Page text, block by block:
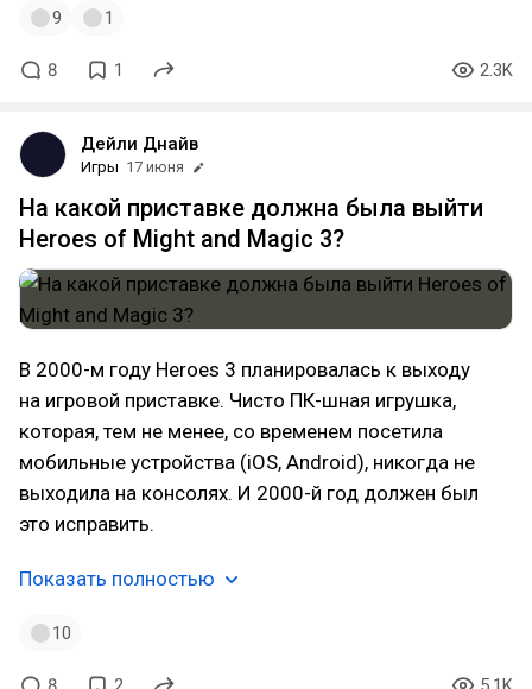
9 1
8 1 2.3K
Дейли Днайв
Игры 17 июня
На какой приставке должна была выйти
Heroes of Might and Magic 3?
В 2000-м году Heroes 3 планировалась к выходу
на игровой приставке. Чисто ПК-шная игрушка,
которая, тем не менее, со временем посетила
мобильные устройства (iOS, Android), никогда не
выходила на консолях. И 2000-й год должен был
это исправить.
Показать полностью
10